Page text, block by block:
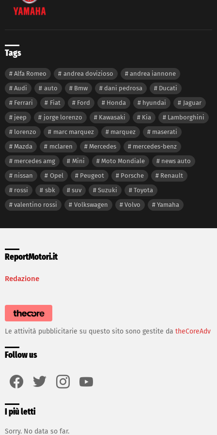
Tags
Alfa Romeo andrea dovizioso
andrea iannone
Audi
auto Bmw dani pedrosa
Ducati
Ferrari
Fiat Ford Honda hyundai
Jaguar
jeep
jorge lorenzo Kawasaki Kia
Lamborghini
lorenzo
marc marquez marquez
maserati
Mazda
mclaren Mercedes
mercedes-benz
mercedes amg
Mini Moto Mondiale
news auto
nissan
Opel Peugeot Porsche
Renault
rossi
sbk suv Suzuki
Toyota
valentino rossi
Volkswagen Volvo Yamaha
ReportMotori.it
Redazione
Le attività pubblicitarie su questo sito sono gestite da theCoreAdv
Follow us
I più letti
Sorry. No data so far.